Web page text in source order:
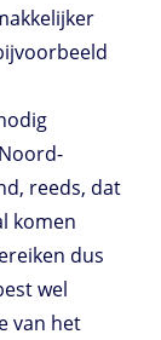
reeds, dat
komen
dus
wel
van het